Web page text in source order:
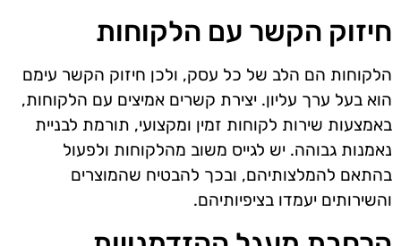
חיזוק הקשר עם הלקוחות
הלקוחות הם הלב של כל עסק, ולכן חיזוק הקשר עימם
הוא בעל ערך עליון. יצירת קשרים אמיצים עם הלקוחות,
באמצעות שירות לקוחות זמין ומקצועי, תורמת לבניית
נאמנות גבוהה. יש לגייס משוב מהלקוחות ולפעול
בהתאם להמלצותיהם, ובכך להבטיח שהמוצרים
והשירותים יעמדו בציפיותיהם.